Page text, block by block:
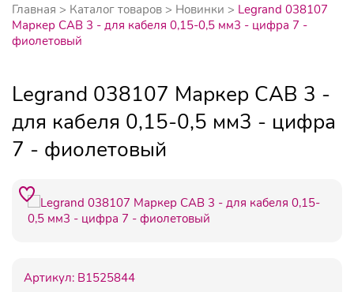
Главная Каталог товаров Новинки
Legrand 038107
Маркер CAB 3 - для кабеля 0,15-0,5 мм3 - цифра 7 -
фиолетовый
Legrand 038107 Маркер CAB 3 -
для кабеля 0,15-0,5 мм3 - цифра
7 - фиолетовый
Артикул: B1525844